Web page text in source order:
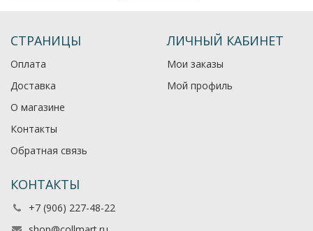
СТРАНИЦЫ
Оплата
Доставка
О магазине
Контакты
Обратная связь
ЛИЧНЫЙ КАБИНЕТ
Мои заказы
Мой профиль
КОНТАКТЫ
+7 (906) 227-48-22